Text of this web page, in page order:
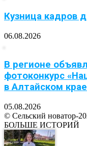
Кузница кадров
06.08.2026
В регионе
фотоконкурс
в Алтайском
05.08.2026
© Сельский новатор-
БОЛЬШЕ ИСТОРИЙ